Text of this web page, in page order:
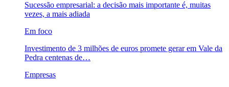
Sucessão empresarial: a decisão mais importante é, muitas
vezes, a mais adiada
Em foco
Investimento de 3 milhões de euros promete gerar em Vale da
Pedra centenas de…
Empresas